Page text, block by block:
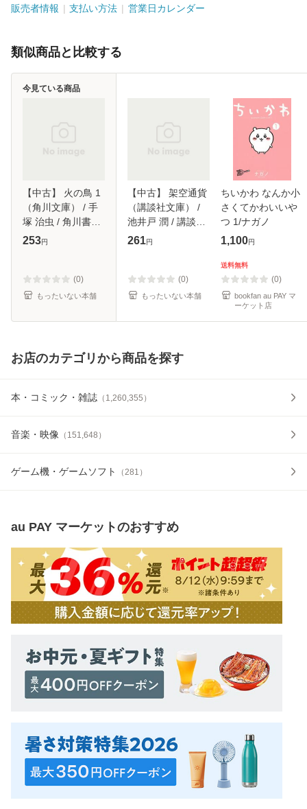
販売者情報 支払い方法 営業日カレンダー
類似商品と比較する
【中古】 火の鳥 1
（角川文庫） / 手
塚 治虫 / 角川書店
[文庫]【メール便送
253円
(0)
もったいない本舗
今見ている商品
【中古】 架空通貨
（講談社文庫） /
池井戸 潤 / 講談社
[文庫]【メール便送
261円
(0)
もったいない本舗
ちいかわ なんか小
さくてかわいいや
つ 1/ナガノ
1,100円
送料無料
(0)
bookfan au PAY マ
ーケット店
お店のカテゴリから商品を探す
本・コミック・雑誌 （ 1,260,355 ）
音楽・映像 （ 151,648 ）
ゲーム機・ゲームソフト （281 ）
au PAY マーケットのおすすめ